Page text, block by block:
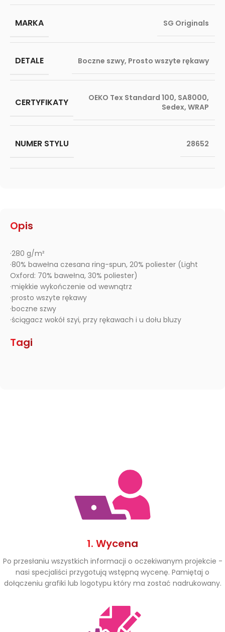
Opis
·280 g/m²
·80% bawełna czesana ring-spun, 20% poliester (Light
Oxford: 70% bawełna, 30% poliester)
·miękkie wykończenie od wewnątrz
·prosto wszyte rękawy
·boczne szwy
·ściągacz wokół szyi, przy rękawach i u dołu bluzy
Tagi
MARKA SG Originals
DETALE Boczne szwy, Prosto wszyte rękawy
CERTYFIKATY OEKO Tex Standard 100, SA8000,
Sedex, WRAP
NUMER STYLU 28652
1. Wycena
Po przesłaniu wszystkich informacji o oczekiwanym projekcie -
nasi specjaliści przygotują wstępną wycenę. Pamiętaj o
dołączeniu grafiki lub logotypu który ma zostać nadrukowany.